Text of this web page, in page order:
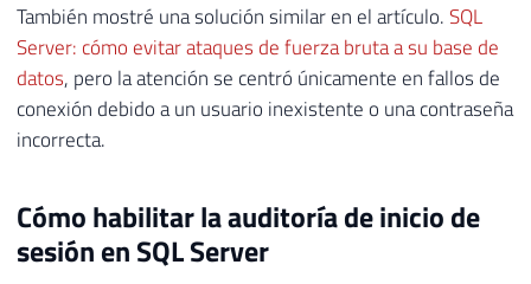
También mostré una solución similar en el artículo.SQL
Server: cómo evitar ataques de fuerza bruta a su base de
datos, pero la atención se centró únicamente en fallos de
conexión debido a un usuario inexistente o una contraseña
incorrecta.
Cómo habilitar la auditoría de inicio de
sesión en SQL Server